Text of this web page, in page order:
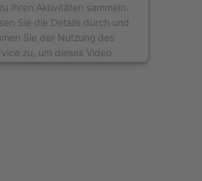
Ihren Aktivitäten sammeln.
Sie die Details durch und
Sie der Nutzung des
zu, um dieses Video
anzusehen.